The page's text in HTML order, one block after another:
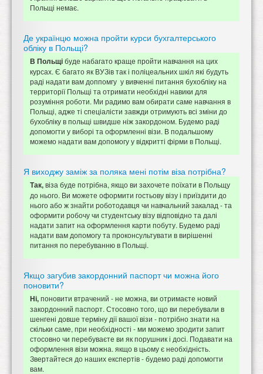
Польщі немає.
Де українцю можна пройти курси бухгалтерського
обліку в Польщі?
В Польщібуде набагато краще пройти навчання на цих
курсах. Є багато як ВУЗів так і поліцеальних шкіл які будуть
раді надати вам доппомгу у вивченні питання бухобліку на
территорії Польщі та отримати необхідні навики для
розуміння роботи. Ми радимо вам обирати саме навчання в
Польщі, адже ті спеціалісти завжди отримують всі зміни до
бухобліку в польщі швидше ніж закордоном. Будемо раді
допомогти у виборі та оформленні візи. В подальшому
можемо надати вам допомогу у відкритті фірми в Польщі.
Я виходжу заміж за поляка мені потім віза потрібна?
Так,віза буде потрібна, якщо ви захочете поїхати в Польщу
до нього. Ви можете оформити гостьову візу і приїздити до
нього або ж знайти роботодавця чи навчальний закалад - та
оформити робочу чи студентську візу відповідно та далі
надати запит на оформлення карти побуту. Будемо раді
надати вам допомогу та проконсультувати в вирішенні
питання по перебуванню в Польщі.
Якщо загубив закордонний паспорт чи можна його
поновити?
Ні,поновити втрачений - не можна, ви отримаєте новий
закордонний паспорт. Стосовно того, що ви перебували в
шенгені довше терміну дії вашої візи - потрібно знати на
скільки саме, при необхідності - ми можемо зродити запит
стосовно чи перебуваєте ви як порушник і досі. Подавати на
оформлення візи можна. якщо в цьому є необхідність.
Звертайтеся до наших експертів - будемо раді допомогти
вам.